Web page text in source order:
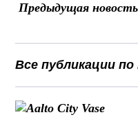
Предыдущая новость
Все публикации